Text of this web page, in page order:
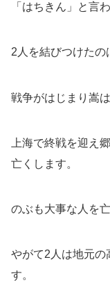
「はちきん」と言
2人を結びつけたの
戦争がはじまり嵩は
上海で終戦を迎え
亡くします。
のぶも大事な人を
やがて2人は地元の
す。